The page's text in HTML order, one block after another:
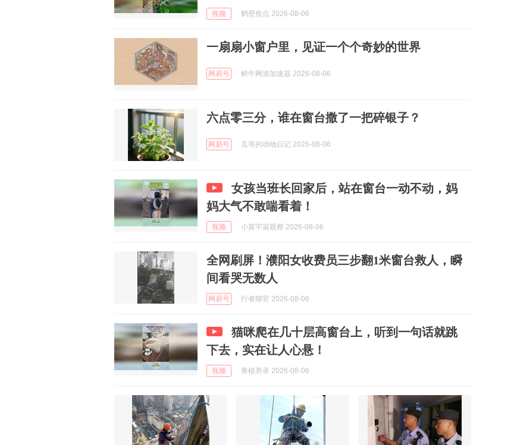
视频 鹤壁焦点 2026-08-06
一扇扇小窗户里，见证一个个奇妙的世界
网易号 鲜牛网游加速器 2026-08-06
六点零三分，谁在窗台撒了一把碎银子？
网易号 瓜哥的动物日记 2026-08-06
女孩当班长回家后，站在窗台一动不动，妈
妈大气不敢喘看着！
视频 小莫宇宙观察 2026-08-06
全网刷屏！濮阳女收费员三步翻1米窗台救人，瞬
间看哭无数人
网易号 行者聊官 2026-08-06
猫咪爬在几十层高窗台上，听到一句话就跳
下去，实在让人心悬！
视频 青植养录 2026-08-06